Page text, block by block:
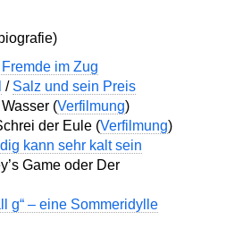
im Zug
/ Salz und sein Preis
(Verfilmung)
der Eule (Verfilmung)
kann sehr kalt sein
Game oder Der
g“ – eine Sommeridylle